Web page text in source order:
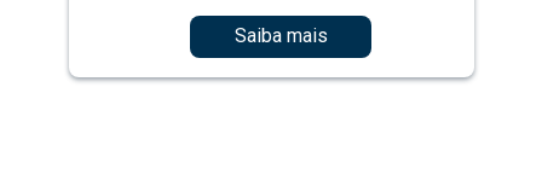
Saiba mais